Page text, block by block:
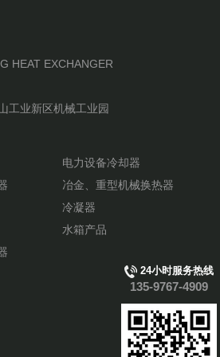
HEAT EXCHANGER
工业新区机械工业园
电力设备冷却器
冶金、重型机械换热器
冷凝器
水箱产品
24小时服务热线
135-9767-4909